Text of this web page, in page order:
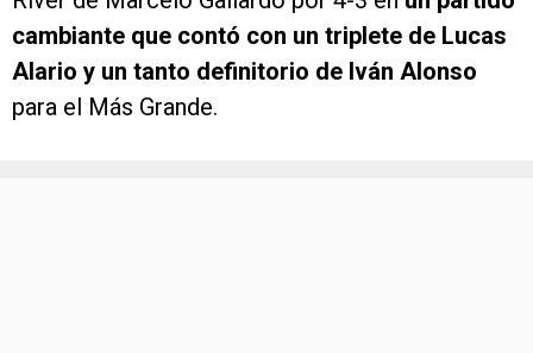
cambiante que contó con un triplete de Lucas
Alario y un tanto definitorio de Iván Alonso
para el Más Grande.